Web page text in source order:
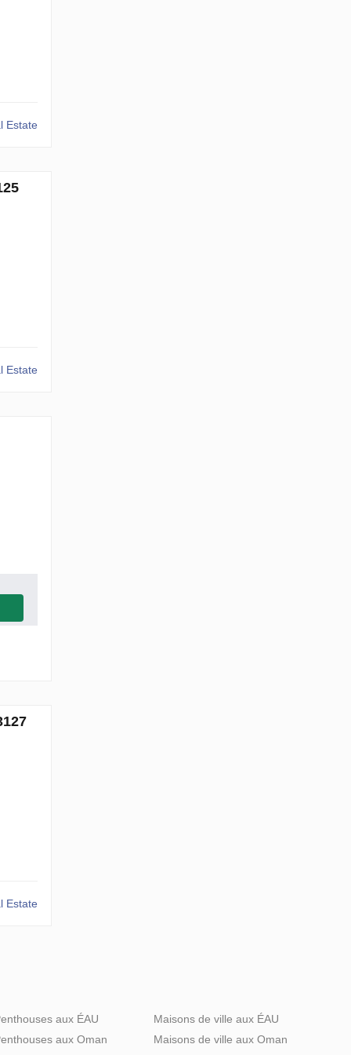
Estate
Estate
Estate
aux ÉAU
aux Oman
Maisons de ville aux ÉAU
Maisons de ville aux Oman